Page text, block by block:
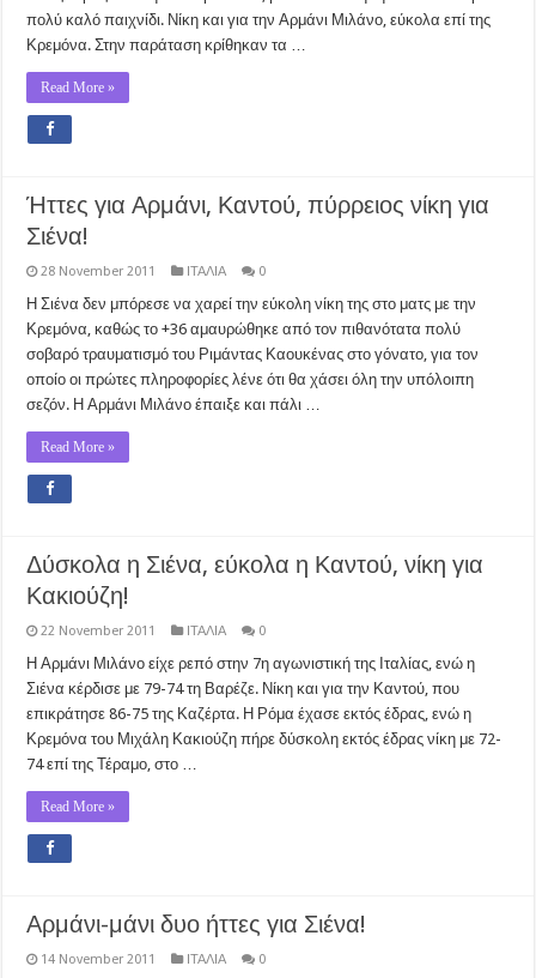
πολύ καλό παιχνίδι. Νίκη και για την Αρμάνι Μιλάνο, εύκολα επί της
Κρεμόνα. Στην παράταση κρίθηκαν τα …
Read More »
Ήττες για Αρμάνι, Καντού, πύρρειος νίκη για
Σιένα!
28 November 2011 ΙΤΑΛΙΑ 0
Η Σιένα δεν μπόρεσε να χαρεί την εύκολη νίκη της στο ματς με την
Κρεμόνα, καθώς το +36 αμαυρώθηκε από τον πιθανότατα πολύ
σοβαρό τραυματισμό του Ριμάντας Καουκένας στο γόνατο, για τον
οποίο οι πρώτες πληροφορίες λένε ότι θα χάσει όλη την υπόλοιπη
σεζόν. Η Αρμάνι Μιλάνο έπαιξε και πάλι …
Read More »
Δύσκολα η Σιένα, εύκολα η Καντού, νίκη για
Κακιούζη!
22 November 2011 ΙΤΑΛΙΑ 0
Η Αρμάνι Μιλάνο είχε ρεπό στην 7η αγωνιστική της Ιταλίας, ενώ η
Σιένα κέρδισε με 79-74 τη Βαρέζε. Νίκη και για την Καντού, που
επικράτησε 86-75 της Καζέρτα. Η Ρόμα έχασε εκτός έδρας, ενώ η
Κρεμόνα του Μιχάλη Κακιούζη πήρε δύσκολη εκτός έδρας νίκη με 72-
74 επί της Τέραμο, στο …
Read More »
Αρμάνι-μάνι δυο ήττες για Σιένα!
14 November 2011 ΙΤΑΛΙΑ 0